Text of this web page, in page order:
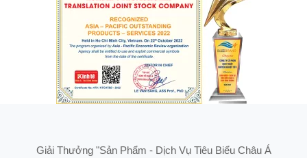
Giải Thưởng "Sản Phẩm - Dịch Vụ Tiêu Biểu Châu Á